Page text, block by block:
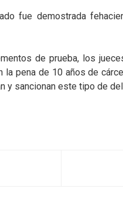
fue demostrada
de prueba, los
la pena de 10 años de
y sancionan este tipo de